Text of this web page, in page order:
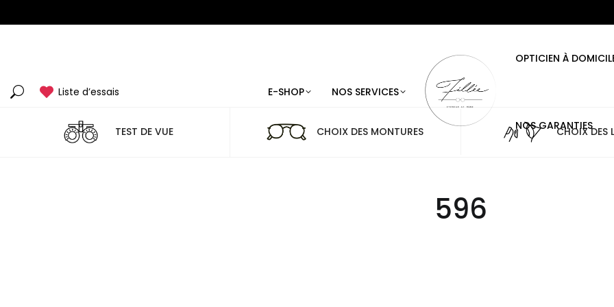
E-SHOP NOS SERVICES
RechercheListe d’essais
OPTICIEN À
NOS GARANTIES
TEST DE VUE CHOIX DES MONTURES CHOIX DES
596